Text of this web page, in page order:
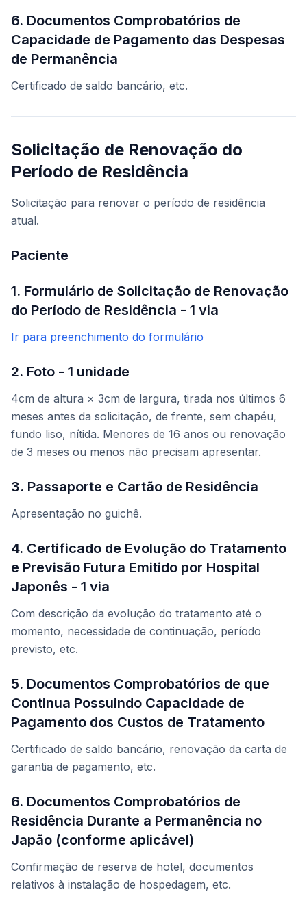
6. Documentos Comprobatórios de
Capacidade de Pagamento das Despesas
de Permanência
Certificado de saldo bancário, etc.
Solicitação de Renovação do
Período de Residência
Solicitação para renovar o período de residência
atual.
Paciente
1. Formulário de Solicitação de Renovação
do Período de Residência - 1 via
Ir para preenchimento do formulário
2. Foto - 1 unidade
4cm de altura × 3cm de largura, tirada nos últimos 6
meses antes da solicitação, de frente, sem chapéu,
fundo liso, nítida. Menores de 16 anos ou renovação
de 3 meses ou menos não precisam apresentar.
3. Passaporte e Cartão de Residência
Apresentação no guichê.
4. Certificado de Evolução do Tratamento
e Previsão Futura Emitido por Hospital
Japonês - 1 via
Com descrição da evolução do tratamento até o
momento, necessidade de continuação, período
previsto, etc.
5. Documentos Comprobatórios de que
Continua Possuindo Capacidade de
Pagamento dos Custos de Tratamento
Certificado de saldo bancário, renovação da carta de
garantia de pagamento, etc.
6. Documentos Comprobatórios de
Residência Durante a Permanência no
Japão (conforme aplicável)
Confirmação de reserva de hotel, documentos
relativos à instalação de hospedagem, etc.